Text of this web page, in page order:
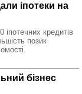
іпотеки на
іпотечних кредитів
позик
бізнес